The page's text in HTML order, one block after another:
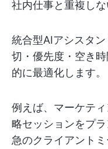
社内仕事と重複しな
統合型AIアシスタン
切・優先度・空き
的に最適化します。
例えば、マーケテ
略セッションをプ
急のクライアント